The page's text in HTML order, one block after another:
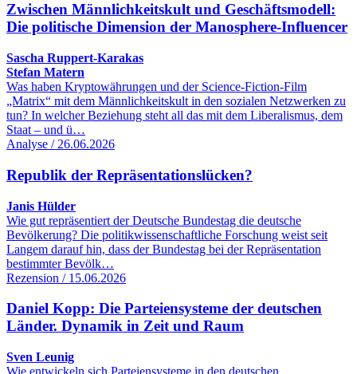
Zwischen Männlichkeitskult und Geschäftsmodell:
Die politische Dimension der Manosphere-Influencer
Sascha Ruppert-Karakas
Stefan Matern
Was haben Kryptowährungen und der Science-Fiction-Film
„Matrix“ mit dem Männlichkeitskult in den sozialen Netzwerken zu
tun? In welcher Beziehung steht all das mit dem Liberalismus, dem
Staat – und ü…
Analyse / 26.06.2026
Republik der Repräsentationslücken?
Janis Hülder
Wie gut repräsentiert der Deutsche Bundestag die deutsche
Bevölkerung? Die politikwissenschaftliche Forschung weist seit
Langem darauf hin, dass der Bundestag bei der Repräsentation
bestimmter Bevölk…
Rezension / 15.06.2026
Daniel Kopp: Die Parteiensysteme der deutschen
Länder. Dynamik in Zeit und Raum
Sven Leunig
Wie entwickeln sich Parteiensysteme in den deutschen